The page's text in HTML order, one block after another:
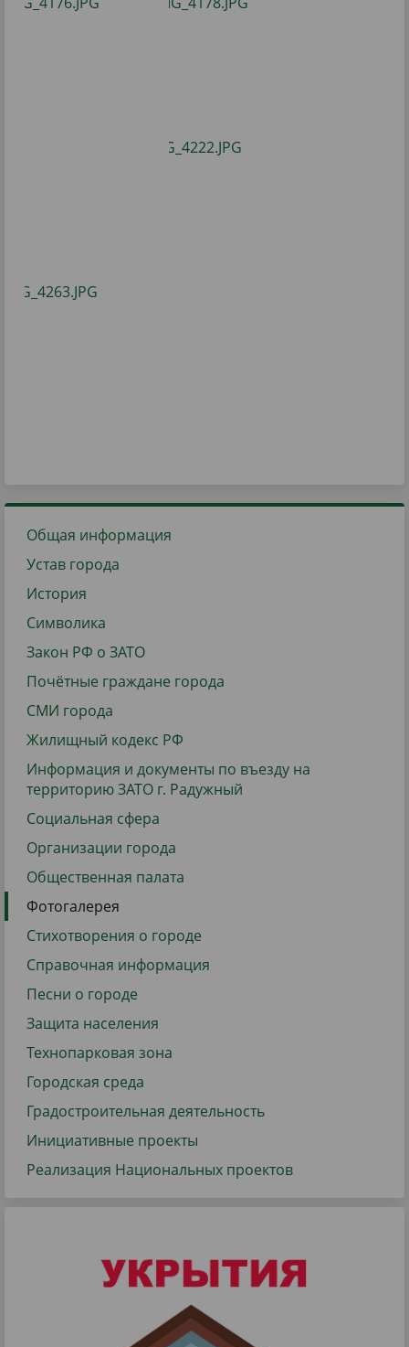
Общая информация
Устав города
История
Символика
Закон РФ о ЗАТО
Почётные граждане города
СМИ города
Жилищный кодекс РФ
Информация и документы по въезду на
территорию ЗАТО г. Радужный
Социальная сфера
Организации города
Общественная палата
Фотогалерея
Стихотворения о городе
Справочная информация
Песни о городе
Защита населения
Технопарковая зона
Городская среда
Градостроительная деятельность
Инициативные проекты
Реализация Национальных проектов